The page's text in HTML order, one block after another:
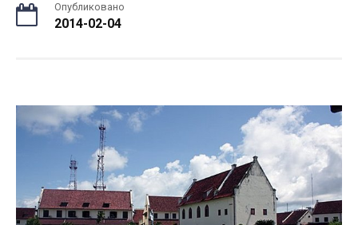
Опубликовано
2014-02-04